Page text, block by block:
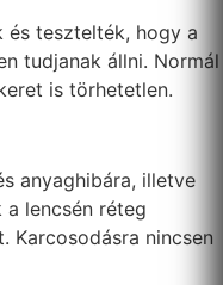
és tesztelték, hogy a
tudjanak állni. Normál
is törhetetlen.
anyaghibára, illetve
a lencsén réteg
Karcosodásra nincsen